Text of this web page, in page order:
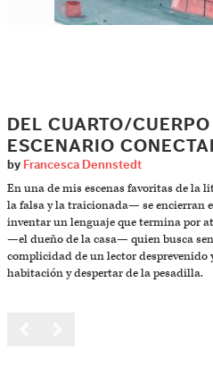
DEL CUARTO/
ESCENARIO
by Francesca Dennstedt
En una de mis escenas favoritas de la
la falsa y la traicionada— se encierran
inventar un lenguaje que termina por
—el dueño de la casa— quien busca
complicidad de un lector
habitación y despertar de la pesadilla.